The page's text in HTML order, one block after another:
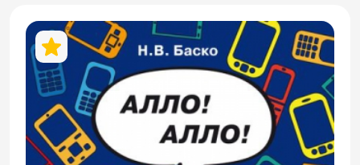
одними и теми же героями. В то же
время каждый фильм представляет собой
самостоятельное законченное
произведение со своей завязкой,
кульминацией и развязкой. В тексты
фильмов включены речевые образцы,
охватывающие основные разговорные